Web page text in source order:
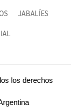
JABALÍES
los derechos